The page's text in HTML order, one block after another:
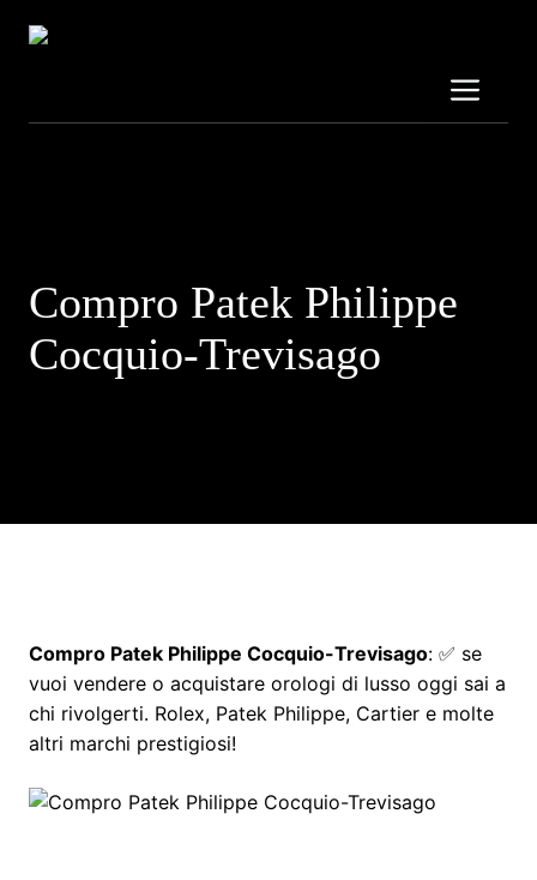
Compro Patek Philippe
Cocquio-Trevisago
Compro Patek Philippe Cocquio-Trevisago: ✅ se
vuoi vendere o acquistare orologi di lusso oggi sai a
chi rivolgerti. Rolex, Patek Philippe, Cartier e molte
altri marchi prestigiosi!